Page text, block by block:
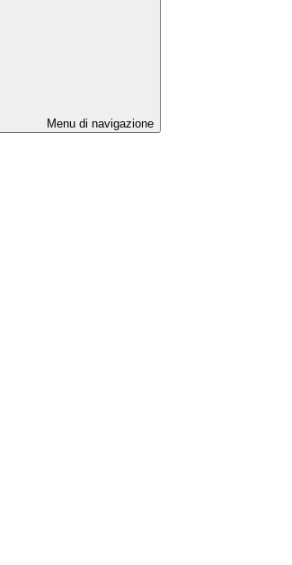
Menu di navigazione